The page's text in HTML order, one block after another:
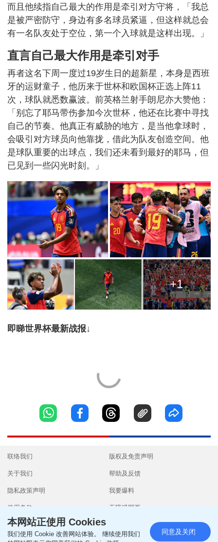
而且他续指自己最大的作用是牵引对方守将，「我总
是被严密防守，身边有多名球员紧逼，但这样就总会
有一名队友处于空位，第一个入球就是这样出现。」
直言自己最大作用是牵引对手
再者这名下周一度过19岁生日的超新星，本身是西班
牙的运财童子，他历来于世杯和欧国杯正选上阵11
次，球队就悉数赢波。前英格兰射手朗尼亦大赞他：
「别忘了耶马带伤参加今次世杯，他还在比赛中寻找
自己的节奏。他真正有威胁的地方，是当他拿球时，
会吸引对方球员向他靠拢，借此为队友创造空间。他
是球队重要的出球点，我们还未看到最好的耶马，但
已见到一些闪光时刻。」
+1
即睇世界杯最新战报↓
联络我们
关于我们
隐私政策声明
使用条款
版权及免责声明
帮助及反馈
我要爆料
无障碍网页
本网站正使用 Cookies
我们使用 Cookie 改善网站体验。 继续使用我们
同意及关闭